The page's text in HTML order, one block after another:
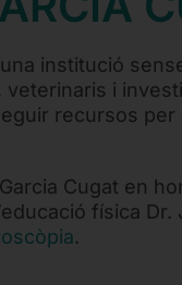
institució
i
recursos per
Cugat en
física
.